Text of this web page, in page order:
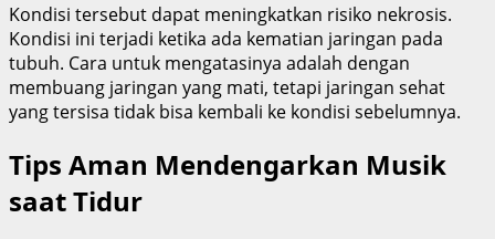
Kondisi tersebut dapat meningkatkan risiko nekrosis.
Kondisi ini terjadi ketika ada kematian jaringan pada
tubuh. Cara untuk mengatasinya adalah dengan
membuang jaringan yang mati, tetapi jaringan sehat
yang tersisa tidak bisa kembali ke kondisi sebelumnya.
Tips Aman Mendengarkan Musik
saat Tidur